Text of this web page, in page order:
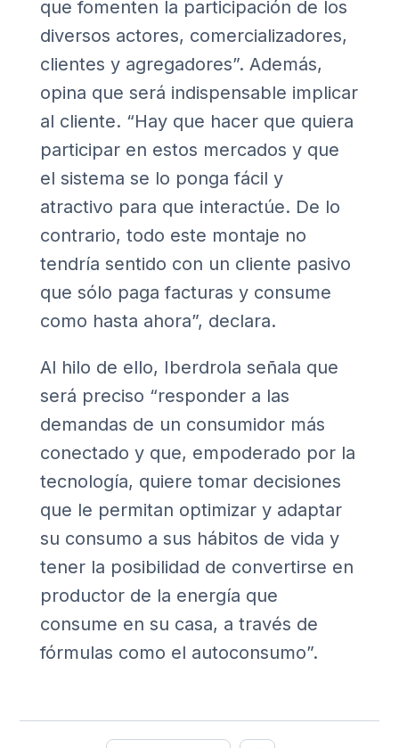
que fomenten la participación de los
diversos actores, comercializadores,
clientes y agregadores”. Además,
opina que será indispensable implicar
al cliente. “Hay que hacer que quiera
participar en estos mercados y que
el sistema se lo ponga fácil y
atractivo para que interactúe. De lo
contrario, todo este montaje no
tendría sentido con un cliente pasivo
que sólo paga facturas y consume
como hasta ahora”, declara.
Al hilo de ello, Iberdrola señala que
será preciso “responder a las
demandas de un consumidor más
conectado y que, empoderado por la
tecnología, quiere tomar decisiones
que le permitan optimizar y adaptar
su consumo a sus hábitos de vida y
tener la posibilidad de convertirse en
productor de la energía que
consume en su casa, a través de
fórmulas como el autoconsumo”.